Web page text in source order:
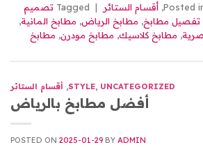
Posted
, أقسام الستائر |
Tagged تصميم
تفصيل مطابخ, مطابخ الرياض, مطابخ المانية,
, مطابخ كلاسيك, مطابخ مودرن, مطابخ
STYLE, UNCATEGORIZED
, أقسام الستائر
أفضل مطابخ بالرياض
POSTED ON 2025-01-29 BY ADMIN